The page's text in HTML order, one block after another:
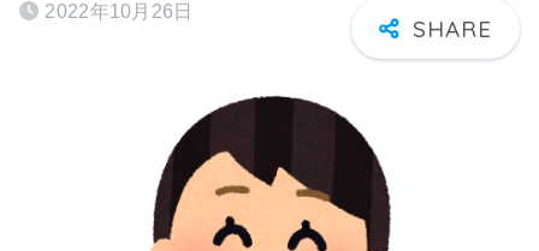
2022年10月26日